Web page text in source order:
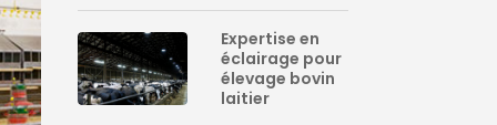
Expertise en
éclairage pour
élevage bovin
laitier